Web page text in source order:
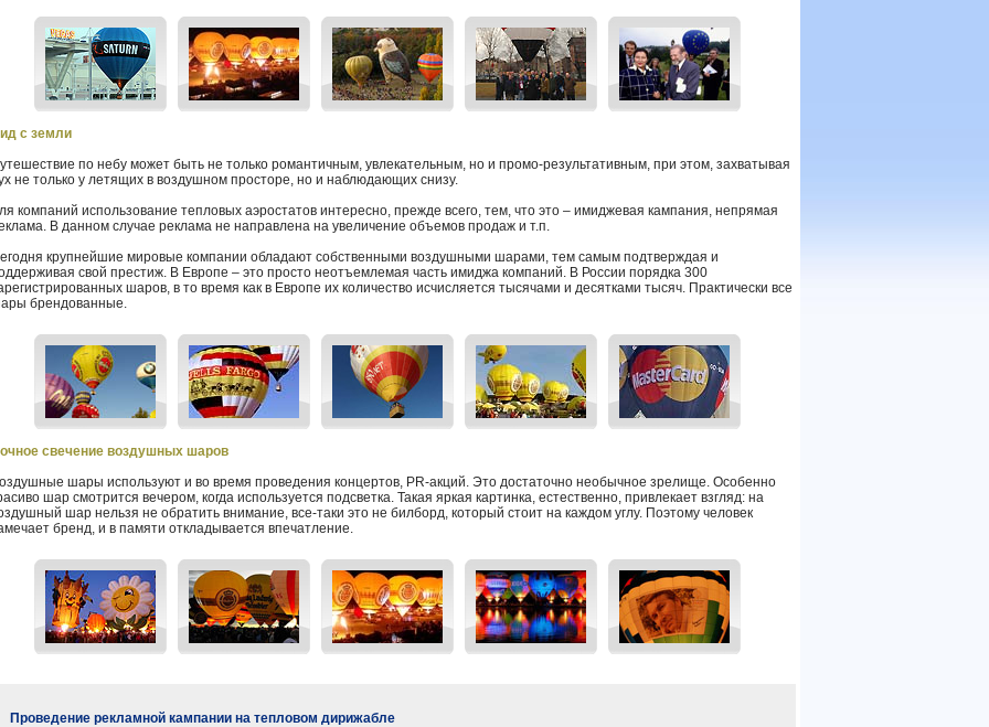
с земли
по небу может быть не только романтичным, увлекательным, но и промо-результативным, при этом, захватывая
не только у летящих в воздушном просторе, но и наблюдающих снизу.
компаний использование тепловых аэростатов интересно, прежде всего, тем, что это – имиджевая кампания, непрямая
В данном случае реклама не направлена на увеличение объемов продаж и т.п.
крупнейшие мировые компании обладают собственными воздушными шарами, тем самым подтверждая и
свой престиж. В Европе – это просто неотъемлемая часть имиджа компаний. В России порядка 300
шаров, в то время как в Европе их количество исчисляется тысячами и десятками тысяч. Практически все
брендованные.
свечение воздушных шаров
шары используют и во время проведения концертов, PR-акций. Это достаточно необычное зрелище. Особенно
шар смотрится вечером, когда используется подсветка. Такая яркая картинка, естественно, привлекает взгляд: на
шар нельзя не обратить внимание, все-таки это не билборд, который стоит на каждом углу. Поэтому человек
бренд, и в памяти откладывается впечатление.
Проведение рекламной кампании на тепловом дирижабле